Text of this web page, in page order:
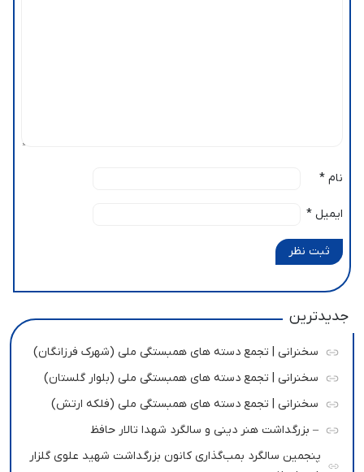
نام *
ایمیل *
ثبت نظر
جدیدترین
سخنرانی | تجمع دسته های همبستگی ملی (شهرک فرزانگان)
سخنرانی | تجمع دسته های همبستگی ملی (بلوار گلستان)
سخنرانی | تجمع دسته های همبستگی ملی (فلکه ارتش)
– بزرگداشت هنر دینی و سالگرد شهدا تالار حافظ
پنجمین سالگرد بمب‌گذاری کانون بزرگداشت شهید علوی گلزار